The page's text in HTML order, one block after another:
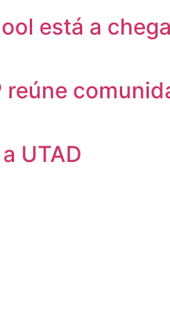
está a
reúne
UTAD